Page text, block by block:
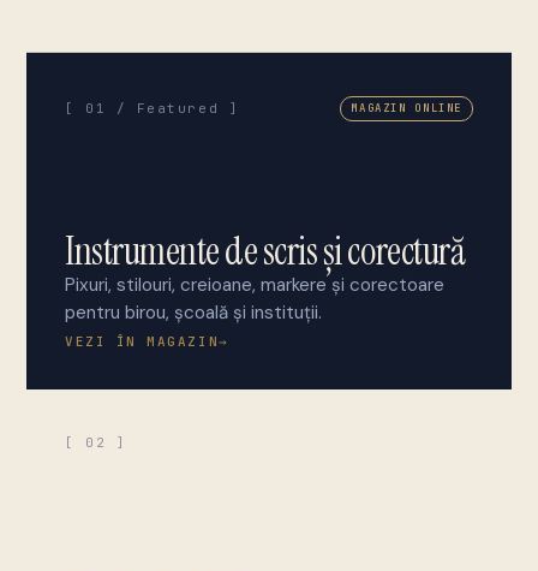
[ 01 / Featured ] MAGAZIN ONLINE
Instrumente de scris și corectură
Pixuri, stilouri, creioane, markere și corectoare
pentru birou, școală și instituții.
VEZI ÎN MAGAZIN→
[ 02 ]